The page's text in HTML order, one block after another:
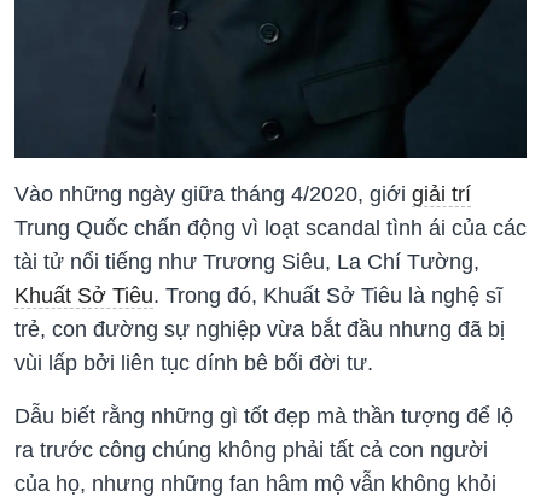
Vào những ngày giữa tháng 4/2020, giới giải trí
Trung Quốc chấn động vì loạt scandal tình ái của các
tài tử nổi tiếng như Trương Siêu, La Chí Tường,
Khuất Sở Tiêu. Trong đó, Khuất Sở Tiêu là nghệ sĩ
trẻ, con đường sự nghiệp vừa bắt đầu nhưng đã bị
vùi lấp bởi liên tục dính bê bối đời tư.
Dẫu biết rằng những gì tốt đẹp mà thần tượng để lộ
ra trước công chúng không phải tất cả con người
của họ, nhưng những fan hâm mộ vẫn không khỏi